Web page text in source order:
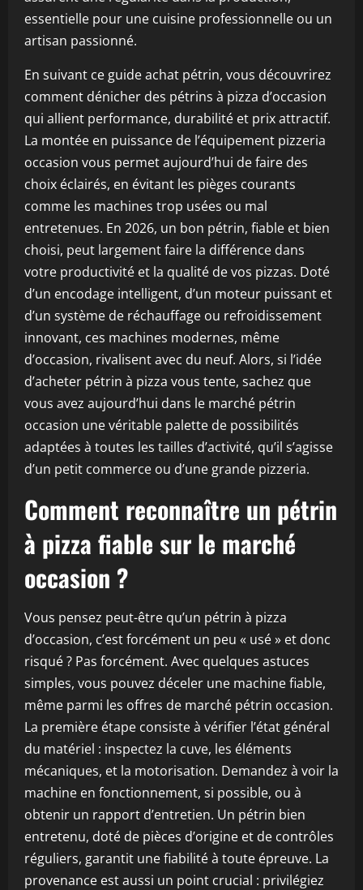
essentielle pour une cuisine professionnelle ou un
artisan passionné.
En suivant ce guide achat pétrin, vous découvrirez
comment dénicher des pétrins à pizza d’occasion
qui allient performance, durabilité et prix attractif.
La montée en puissance de l’équipement pizzeria
occasion vous permet aujourd’hui de faire des
choix éclairés, en évitant les pièges courants
comme les machines trop usées ou mal
entretenues. En 2026, un bon pétrin, fiable et bien
choisi, peut largement faire la différence dans
votre productivité et la qualité de vos pizzas. Doté
d’un encodage intelligent, d’un moteur puissant et
d’un système de réchauffage ou refroidissement
innovant, ces machines modernes, même
d’occasion, rivalisent avec du neuf. Alors, si l’idée
d’acheter pétrin à pizza vous tente, sachez que
vous avez aujourd’hui dans le marché pétrin
occasion une véritable palette de possibilités
adaptées à toutes les tailles d’activité, qu’il s’agisse
d’un petit commerce ou d’une grande pizzeria.
Comment reconnaître un pétrin
à pizza fiable sur le marché
occasion ?
Vous pensez peut-être qu’un pétrin à pizza
d’occasion, c’est forcément un peu « usé » et donc
risqué ? Pas forcément. Avec quelques astuces
simples, vous pouvez déceler une machine fiable,
même parmi les offres de marché pétrin occasion.
La première étape consiste à vérifier l’état général
du matériel : inspectez la cuve, les éléments
mécaniques, et la motorisation. Demandez à voir la
machine en fonctionnement, si possible, ou à
obtenir un rapport d’entretien. Un pétrin bien
entretenu, doté de pièces d’origine et de contrôles
réguliers, garantit une fiabilité à toute épreuve. La
provenance est aussi un point crucial : privilégiez